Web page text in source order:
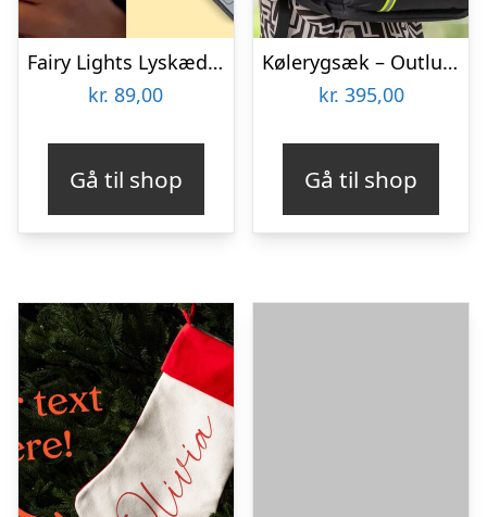
Fairy Lights Lyskæde – Spralla
kr. 89,00
Gå til shop
Kølerygsæk – Outlust
kr. 395,00
Gå til shop